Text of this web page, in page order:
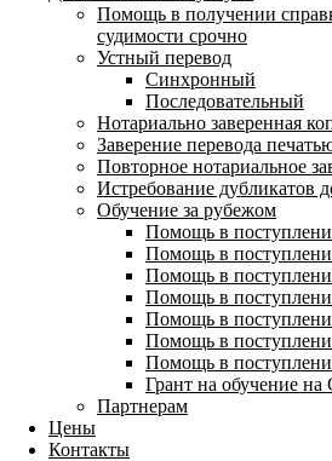
Помощь в получении
судимости срочно
Устный перевод
Синхронный
Последовательный
Нотариально заверенная
Заверение перевода
Повторное нотариальное
Истребование дубликатов
Обучение за рубежом
Помощь в
Помощь в
Помощь в
Помощь в
Помощь в
Помощь в
Помощь в
Грант на обучение
Партнерам
Цены
Контакты